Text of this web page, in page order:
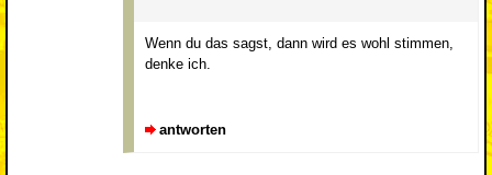
Wenn du das sagst, dann wird es wohl stimmen,
denke ich.
antworten